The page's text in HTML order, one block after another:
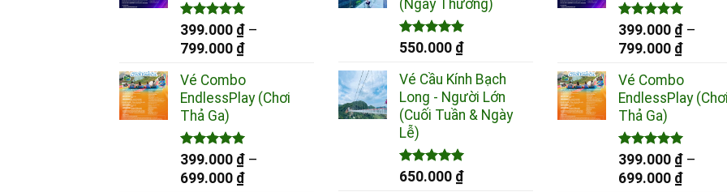
Được xếp
hạng5.00
5 sao
399.000 ₫ –
799.000 ₫Khoảng
từ
399.000 ₫
799.000 ₫
Vé Combo
EndlessPlay (Chơi
Thả Ga)
Được xếp
hạng5.00
5 sao
399.000 ₫ –
699.000 ₫Khoảng
(Ngày Thường)
Được xếp
5 sao
550.000 ₫
Vé Cầu Kính Bạch
Long - Người Lớn
(Cuối Tuần & Ngày
Lễ)
Được xếp
650.000 ₫
Được xếp
hạng5.00
5 sao
399.000 ₫ –
799.000 ₫
từ
Vé Combo
EndlessPlay
Thả Ga)
Được xếp
hạng5.00
5 sao
399.000 ₫ –
699.000 ₫